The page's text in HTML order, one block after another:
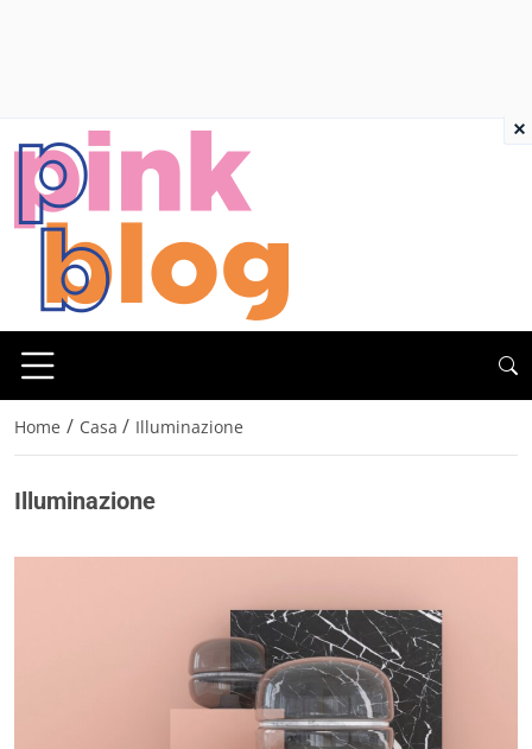
Home / Casa / Illuminazione
Illuminazione
×